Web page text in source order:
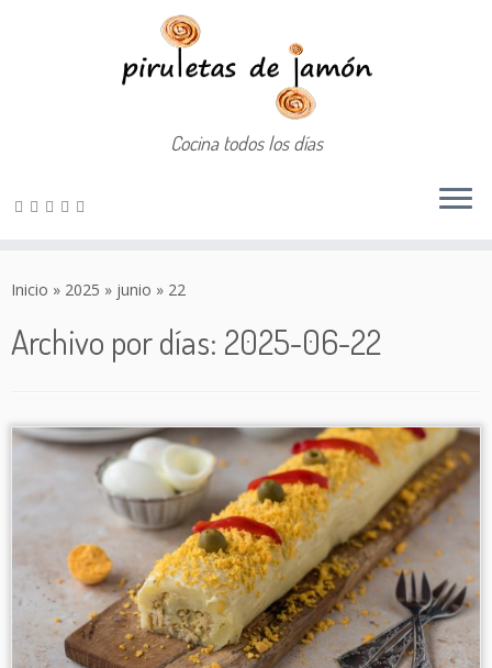
Cocina todos los días
Inicio » 2025 » junio » 22
Archivo por días: 2025-06-22